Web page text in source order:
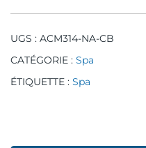
UGS : ACM314-NA-CB
CATÉGORIE : Spa
ÉTIQUETTE : Spa